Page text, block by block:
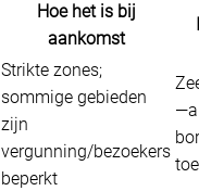
Hoe het is bij
aankomst
Strikte zones;
sommige gebieden
zijn
vergunning/bezoekers
beperkt